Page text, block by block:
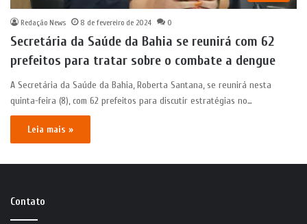
Redação News 8 de fevereiro de 2024 0
Secretária da Saúde da Bahia se reunirá com 62
prefeitos para tratar sobre o combate a dengue
​A Secretária da Saúde da Bahia, Roberta Santana, se reunirá nesta
quinta-feira (8), com 62 prefeitos para discutir estratégias no…
Leia mais »
Contato